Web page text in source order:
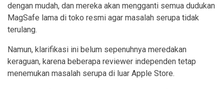
dengan mudah, dan mereka akan mengganti semua dudukan
MagSafe lama di toko resmi agar masalah serupa tidak
terulang.
Namun, klarifikasi ini belum sepenuhnya meredakan
keraguan, karena beberapa reviewer independen tetap
menemukan masalah serupa di luar Apple Store.